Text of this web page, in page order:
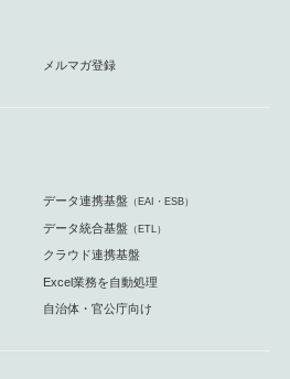
メルマガ登録
データ連携基盤 （EAI・ESB）
データ統合基盤 （ETL）
クラウド連携基盤
Excel業務を自動処理
自治体・官公庁向け